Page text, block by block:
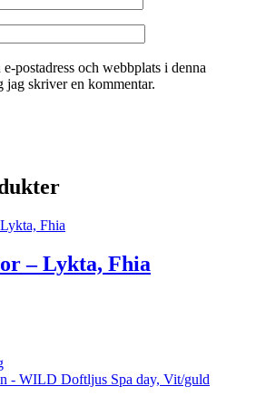
postadress och webbplats i denna
jag skriver en kommentar.
– Lykta, Fhia